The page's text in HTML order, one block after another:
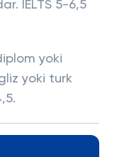
IELTS 5-6,5
yoki
yoki turk